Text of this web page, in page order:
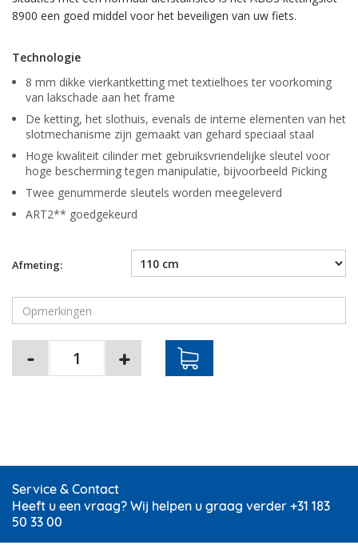
8900 een goed middel voor het beveiligen van uw fiets.
Technologie
8 mm dikke vierkantketting met textielhoes ter voorkoming
van lakschade aan het frame
De ketting, het slothuis, evenals de interne elementen van het
slotmechanisme zijn gemaakt van gehard speciaal staal
Hoge kwaliteit cilinder met gebruiksvriendelijke sleutel voor
hoge bescherming tegen manipulatie, bijvoorbeeld Picking
Twee genummerde sleutels worden meegeleverd
ART2** goedgekeurd
Afmeting:
Service & Contact
Heeft u een vraag? Wij helpen u graag verder +31 183
50 33 00